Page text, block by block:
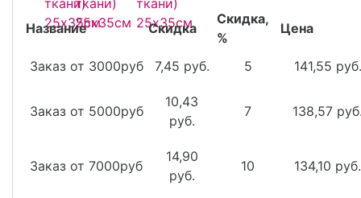
Название Скидка
Скидка,
%
Цена
Заказ от 3000руб 7,45 руб. 5 141,55 руб.
Заказ от 5000руб
10,43
руб.
7 138,57
Заказ от 7000руб
14,90
руб.
10 134,10 руб.